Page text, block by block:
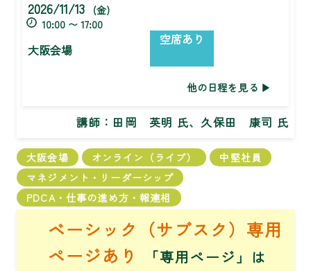
2026/11/13
(金)
10:00 〜 17:00
大阪会場
空席あり
他の日程を見る
講師： 田岡 英明 氏、久保田 康司 氏
大阪会場 オンライン（ライブ）
中堅社員
マネジメント・リーダーシップ
PDCA・仕事の進め方・報連相
ベーシック（サブスク）専用
ページあり
「専用ページ」は